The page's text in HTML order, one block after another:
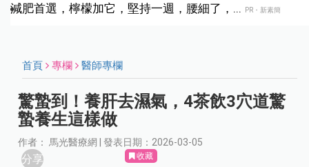
減肥首選，檸檬加它，堅持一週，腰細了，...
PR・新素簡
首頁 專欄 醫師專欄
驚蟄到！養肝去濕氣，4茶飲3穴道驚
蟄養生這樣做
作者： 馬光醫療網 | 發表日期：2026-03-05
分享 收藏